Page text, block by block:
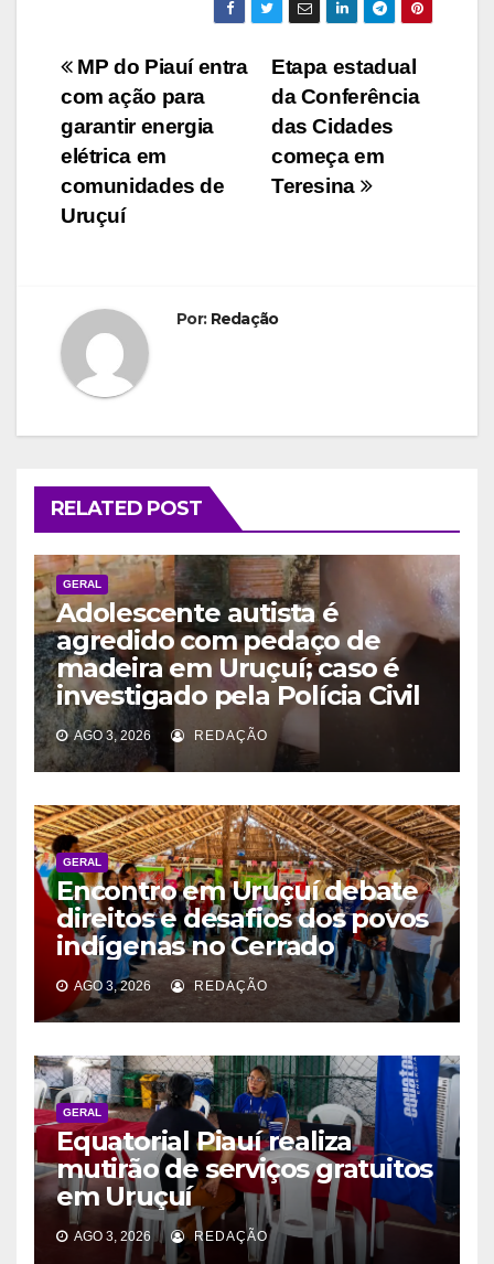
Navegação
de
Post
Etapa estadual
da Conferência
das Cidades
começa em
Teresina
MP do Piauí entra
com ação para
garantir energia
elétrica em
comunidades de
Uruçuí
Por: Redação
RELATED POST
GERAL
Adolescente autista é
agredido com pedaço de
madeira em Uruçuí; caso é
investigado pela Polícia Civil
AGO 3, 2026 REDAÇÃO
GERAL
Encontro em Uruçuí debate
direitos e desafios dos povos
indígenas no Cerrado
AGO 3, 2026 REDAÇÃO
GERAL
Equatorial Piauí realiza
mutirão de serviços gratuitos
em Uruçuí
AGO 3, 2026 REDAÇÃO